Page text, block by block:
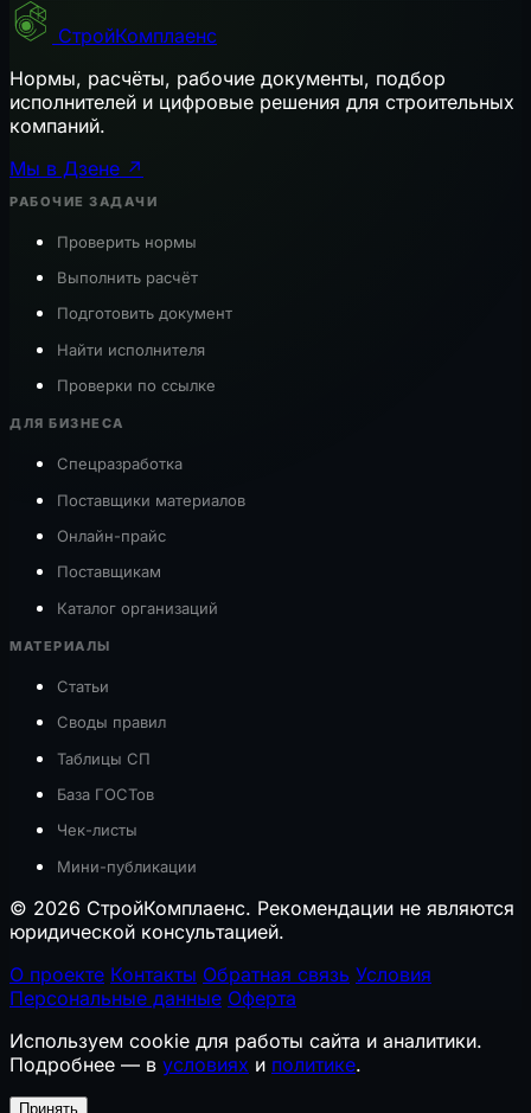
СтройКомплаенс
Нормы, расчёты, рабочие документы, подбор
исполнителей и цифровые решения для строительных
компаний.
Мы в Дзене ↗
РАБОЧИЕ ЗАДАЧИ
Проверить нормы
Выполнить расчёт
Подготовить документ
Найти исполнителя
Проверки по ссылке
ДЛЯ БИЗНЕСА
Спецразработка
Поставщики материалов
Онлайн-прайс
Поставщикам
Каталог организаций
МАТЕРИАЛЫ
Статьи
Своды правил
Таблицы СП
База ГОСТов
Чек-листы
Мини-публикации
© 2026 СтройКомплаенс. Рекомендации не являются
юридической консультацией.
О проекте Контакты Обратная связь Условия
Персональные данные Оферта
Используем cookie для работы сайта и аналитики.
Подробнее — в условиях и политике.
Принять